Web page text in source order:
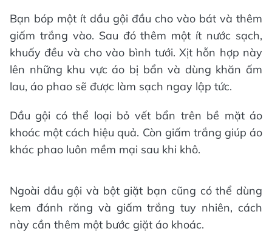
Bạn bóp một ít dầu gội đầu cho vào bát và thêm
giấm trắng vào. Sau đó thêm một ít nước sạch,
khuấy đều và cho vào bình tưới. Xịt hỗn hợp này
lên những khu vực áo bị bẩn và dùng khăn ấm
lau, áo phao sẽ được làm sạch ngay lập tức.
Dầu gội có thể loại bỏ vết bẩn trên bề mặt áo
khoác một cách hiệu quả. Còn giấm trắng giúp áo
khác phao luôn mềm mại sau khi khô.
Ngoài dầu gội và bột giặt bạn cũng có thể dùng
kem đánh răng và giấm trắng tuy nhiên, cách
này cần thêm một bước giặt áo khoác.